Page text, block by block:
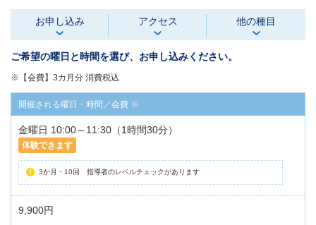
お申し込み アクセス 他の種目
ご希望の曜日と時間を選び、お申し込みください。
※【会費】3カ月分 消費税込
金曜日 10:00～11:30（1時間30分）
体験できます
3か月・10回 指導者のレベルチェックがあります
9,900円